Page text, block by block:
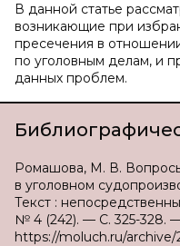
В данной статье
возникающие при
пресечения в
по уголовным делам, и
данных проблем.
Ромашова, М. В.
в уголовном
Текст :
№ 4 (242). — С. 325-328.
https://moluch.ru/archive/